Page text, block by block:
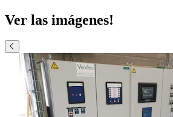
Ver las imágenes!